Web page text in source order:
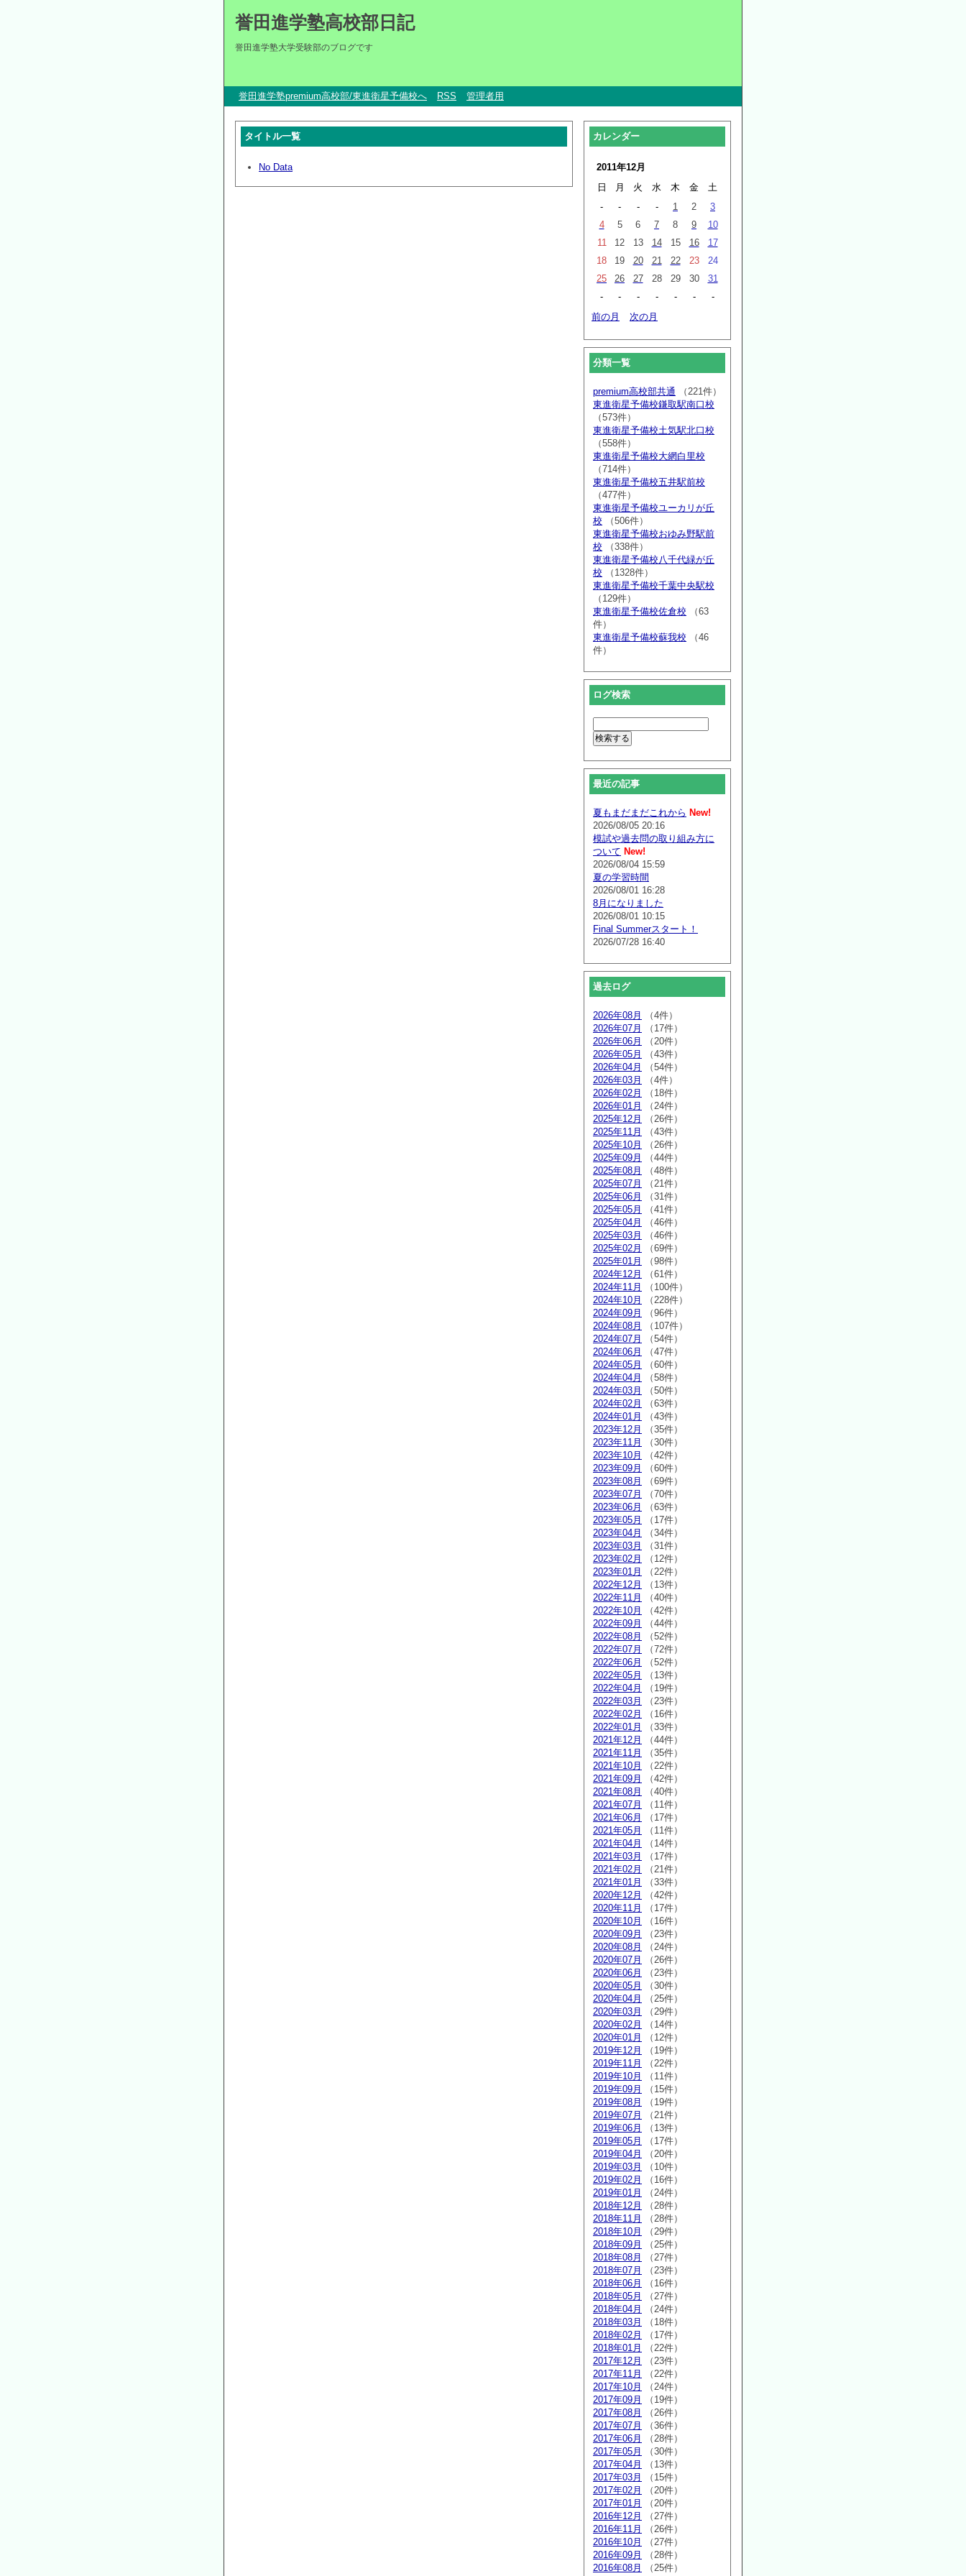
誉田進学塾高校部日記
誉田進学塾大学受験部のブログです
誉田進学塾premium高校部/東進衛星予備校へ RSS 管理者用
タイトル一覧
No Data
カレンダー
2011年12月
日
月 火 水 木 金
土
-
- - - 1 2
3
4
5 6 7 8 9
10
11
12 13 14 15 16
17
18
19 20 21 22 23
24
25
26 27 28 29 30
31
-
- - - - -
-
前の月
次の月
分類一覧
premium高校部共通 （221件）
東進衛星予備校鎌取駅南口校
（573件）
東進衛星予備校土気駅北口校
（558件）
東進衛星予備校大網白里校
（714件）
東進衛星予備校五井駅前校
（477件）
東進衛星予備校ユーカリが丘
校 （506件）
東進衛星予備校おゆみ野駅前
校 （338件）
東進衛星予備校八千代緑が丘
校 （1328件）
東進衛星予備校千葉中央駅校
（129件）
東進衛星予備校佐倉校 （63
件）
東進衛星予備校蘇我校 （46
件）
ログ検索
最近の記事
夏もまだまだこれから New!
2026/08/05 20:16
模試や過去問の取り組み方に
ついて New!
2026/08/04 15:59
夏の学習時間
2026/08/01 16:28
8月になりました
2026/08/01 10:15
Final Summerスタート！
2026/07/28 16:40
過去ログ
2026年08月
（4件）
2026年07月
（17件）
2026年06月
（20件）
2026年05月
（43件）
2026年04月
（54件）
2026年03月
（4件）
2026年02月
（18件）
2026年01月
（24件）
2025年12月
（26件）
2025年11月
（43件）
2025年10月
（26件）
2025年09月
（44件）
2025年08月
（48件）
2025年07月
（21件）
2025年06月
（31件）
2025年05月
（41件）
2025年04月
（46件）
2025年03月
（46件）
2025年02月
（69件）
2025年01月
（98件）
2024年12月
（61件）
2024年11月
（100件）
2024年10月
（228件）
2024年09月
（96件）
2024年08月
（107件）
2024年07月
（54件）
2024年06月
（47件）
2024年05月
（60件）
2024年04月
（58件）
2024年03月
（50件）
2024年02月
（63件）
2024年01月
（43件）
2023年12月
（35件）
2023年11月
（30件）
2023年10月
（42件）
2023年09月
（60件）
2023年08月
（69件）
2023年07月
（70件）
2023年06月
（63件）
2023年05月
（17件）
2023年04月
（34件）
2023年03月
（31件）
2023年02月
（12件）
2023年01月
（22件）
2022年12月
（13件）
2022年11月
（40件）
2022年10月
（42件）
2022年09月
（44件）
2022年08月
（52件）
2022年07月
（72件）
2022年06月
（52件）
2022年05月
（13件）
2022年04月
（19件）
2022年03月
（23件）
2022年02月
（16件）
2022年01月
（33件）
2021年12月
（44件）
2021年11月
（35件）
2021年10月
（22件）
2021年09月
（42件）
2021年08月
（40件）
2021年07月
（11件）
2021年06月
（17件）
2021年05月
（11件）
2021年04月
（14件）
2021年03月
（17件）
2021年02月
（21件）
2021年01月
（33件）
2020年12月
（42件）
2020年11月
（17件）
2020年10月
（16件）
2020年09月
（23件）
2020年08月
（24件）
2020年07月
（26件）
2020年06月
（23件）
2020年05月
（30件）
2020年04月
（25件）
2020年03月
（29件）
2020年02月
（14件）
2020年01月
（12件）
2019年12月
（19件）
2019年11月
（22件）
2019年10月
（11件）
2019年09月
（15件）
2019年08月
（19件）
2019年07月
（21件）
2019年06月
（13件）
2019年05月
（17件）
2019年04月
（20件）
2019年03月
（10件）
2019年02月
（16件）
2019年01月
（24件）
2018年12月
（28件）
2018年11月
（28件）
2018年10月
（29件）
2018年09月
（25件）
2018年08月
（27件）
2018年07月
（23件）
2018年06月
（16件）
2018年05月
（27件）
2018年04月
（24件）
2018年03月
（18件）
2018年02月
（17件）
2018年01月
（22件）
2017年12月
（23件）
2017年11月
（22件）
2017年10月
（24件）
2017年09月
（19件）
2017年08月
（26件）
2017年07月
（36件）
2017年06月
（28件）
2017年05月
（30件）
2017年04月
（13件）
2017年03月
（15件）
2017年02月
（20件）
2017年01月
（20件）
2016年12月
（27件）
2016年11月
（26件）
2016年10月
（27件）
2016年09月
（28件）
2016年08月
（25件）